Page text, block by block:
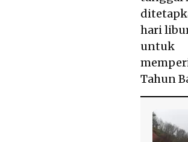
hari
untuk
Tahun